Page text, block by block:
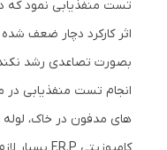
تست منفذیابی نمود
اثر کارکرد دچار ضعف
بصورت تصاعدی رشد
انجام تست منفذیابی در
های مدفون در خاک،